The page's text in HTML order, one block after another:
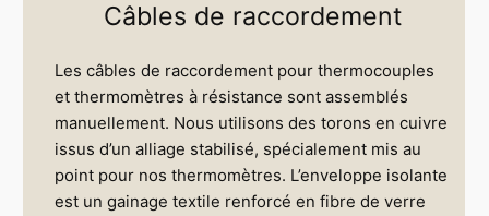
Câbles de raccordement
Les câbles de raccordement pour thermocouples
et thermomètres à résistance sont assemblés
manuellement. Nous utilisons des torons en cuivre
issus d’un alliage stabilisé, spécialement mis au
point pour nos thermomètres. L’enveloppe isolante
est un gainage textile renforcé en fibre de verre